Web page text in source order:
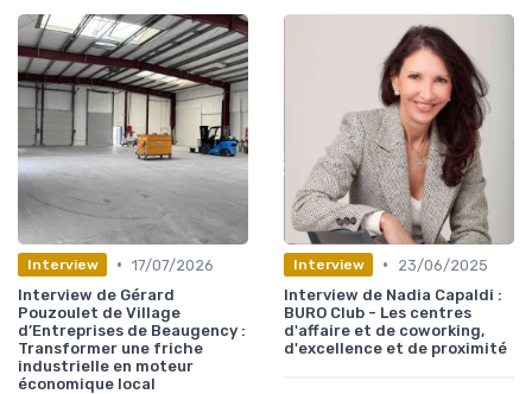
Interview • 17/07/2026
Interview de Gérard
Pouzoulet de Village
d’Entreprises de Beaugency :
Transformer une friche
industrielle en moteur
économique local
Interview •
23/06/2025
Interview de Nadia Capaldi :
BURO Club - Les centres
d'affaire et de coworking,
d'excellence et de proximité